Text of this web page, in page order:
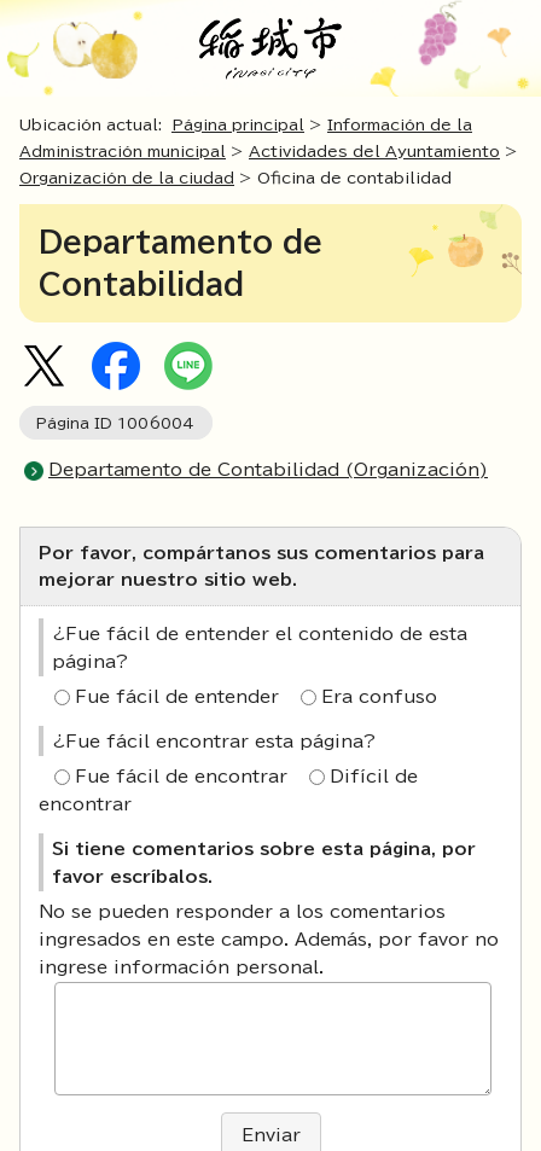
Ubicación actual: Página principal > Información de la
Administración municipal
> Actividades del Ayuntamiento >
Organización de la ciudad > Oficina de contabilidad
Departamento de
Contabilidad
Página ID 1006004
Departamento de Contabilidad (Organización)
Por favor, compártanos sus comentarios para
mejorar nuestro sitio web.
¿Fue fácil de entender el contenido de esta
página?
Fue fácil de entender Era confuso
¿Fue fácil encontrar esta página?
Fue fácil de encontrar
Difícil de
encontrar
Si tiene comentarios sobre esta página, por
favor escríbalos.
No se pueden responder a los comentarios
ingresados en este campo. Además, por favor no
ingrese información personal.
Enviar